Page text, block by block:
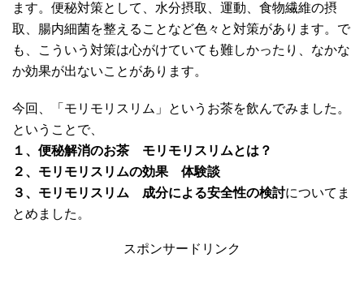
ます。便秘対策として、水分摂取、運動、食物繊維の摂
取、腸内細菌を整えることなど色々と対策があります。で
も、こういう対策は心がけていても難しかったり、なかな
か効果が出ないことがあります。
今回、「モリモリスリム」というお茶を飲んでみました。
ということで、
１、便秘解消のお茶 モリモリスリムとは？
２、モリモリスリムの効果 体験談
３、モリモリスリム 成分による安全性の検討についてま
とめました。
スポンサードリンク